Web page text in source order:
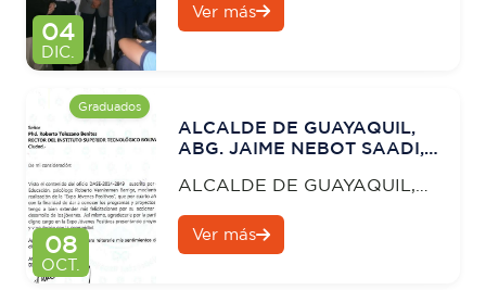
04
DIC.
Ver más
08
OCT.
Graduados
ALCALDE DE GUAYAQUIL,
ABG. JAIME NEBOT SAADI,
ITB POR PARTICIPACIÓN EN,
ALCALDE DE GUAYAQUIL,
ABG. JAIME NEBOT SAADI,
FELICITA Y AGRADECE AL
Ver más